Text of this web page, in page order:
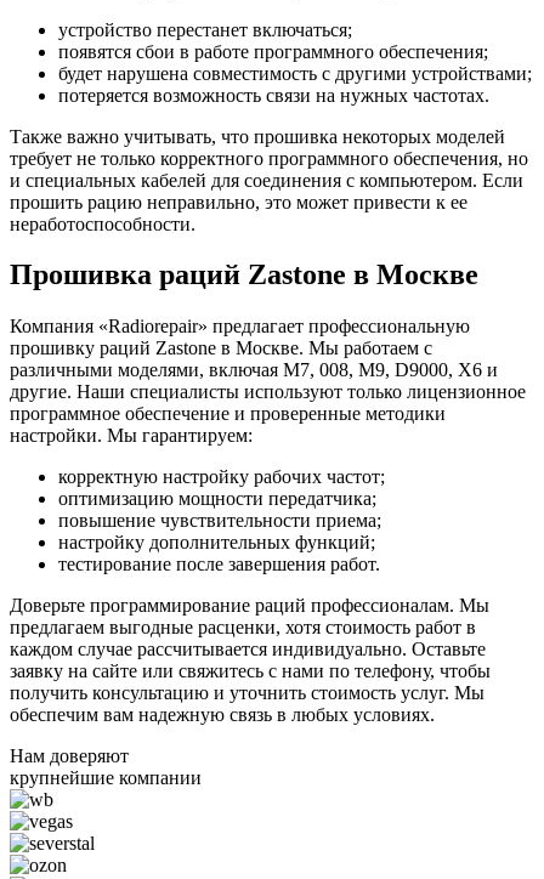
устройство перестанет включаться;
появятся сбои в работе программного обеспечения;
будет нарушена совместимость с другими устройствами;
потеряется возможность связи на нужных частотах.
Также важно учитывать, что прошивка некоторых моделей
требует не только корректного программного обеспечения, но
и специальных кабелей для соединения с компьютером. Если
прошить рацию неправильно, это может привести к ее
неработоспособности.
Прошивка раций Zastone в Москве
Компания «Radiorepair» предлагает профессиональную
прошивку раций Zastone в Москве. Мы работаем с
различными моделями, включая M7, 008, M9, D9000, X6 и
другие. Наши специалисты используют только лицензионное
программное обеспечение и проверенные методики
настройки. Мы гарантируем:
корректную настройку рабочих частот;
оптимизацию мощности передатчика;
повышение чувствительности приема;
настройку дополнительных функций;
тестирование после завершения работ.
Доверьте программирование раций профессионалам. Мы
предлагаем выгодные расценки, хотя стоимость работ в
каждом случае рассчитывается индивидуально. Оставьте
заявку на сайте или свяжитесь с нами по телефону, чтобы
получить консультацию и уточнить стоимость услуг. Мы
обеспечим вам надежную связь в любых условиях.
Нам доверяют
крупнейшие компании